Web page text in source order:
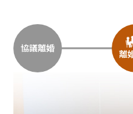
協議離婚 離